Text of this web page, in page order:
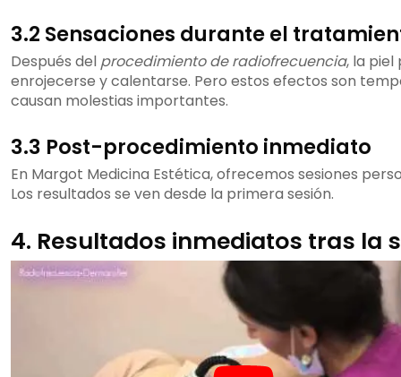
3.2 Sensaciones durante el
Después del procedimiento de radiofrecuencia, la piel
enrojecerse y calentarse. Pero estos efectos son
causan molestias importantes.
3.3 Post-procedimiento inmediato
En Margot Medicina Estética, ofrecemos sesiones
Los resultados se ven desde la primera sesión.
4. Resultados inmediatos tras la